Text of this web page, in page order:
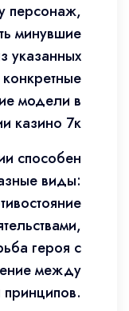
персонаж,
минувшие
указанных
модели в
казино 7к.
способен
виды:
героя с
между
принципов.